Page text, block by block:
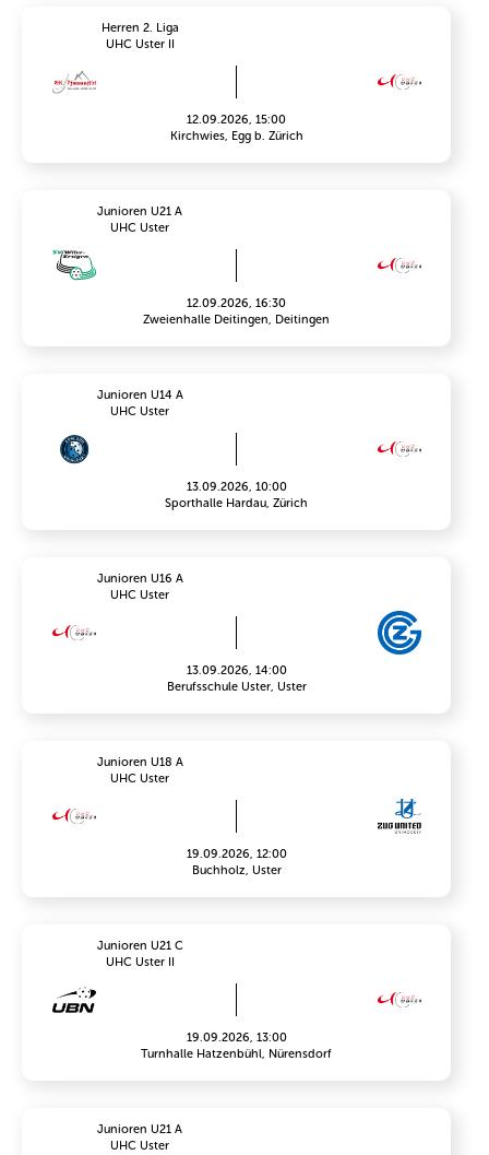
Herren 2. Liga
UHC Uster II
12.09.2026, 15:00
Kirchwies, Egg b. Zürich
Junioren U21 A
UHC Uster
12.09.2026, 16:30
Zweienhalle Deitingen, Deitingen
Junioren U14 A
UHC Uster
13.09.2026, 10:00
Sporthalle Hardau, Zürich
Junioren U16 A
UHC Uster
13.09.2026, 14:00
Berufsschule Uster, Uster
Junioren U18 A
UHC Uster
19.09.2026, 12:00
Buchholz, Uster
Junioren U21 C
UHC Uster II
19.09.2026, 13:00
Turnhalle Hatzenbühl, Nürensdorf
Junioren U21 A
UHC Uster